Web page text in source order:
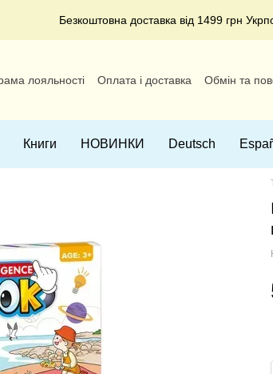
Безкоштовна доставка від 1499 грн
лояльності Оплата і доставка Обмін та
Книги НОВИНКИ Deutsch